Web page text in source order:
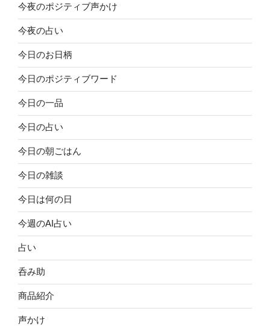
今夜のポジティブ声かけ
今夜の占い
今日のお日柄
今日のポジティブワード
今日の一品
今日の占い
今日の朝ごはん
今日の雑談
今日は何の日
今週のAI占い
占い
呑み助
商品紹介
声かけ